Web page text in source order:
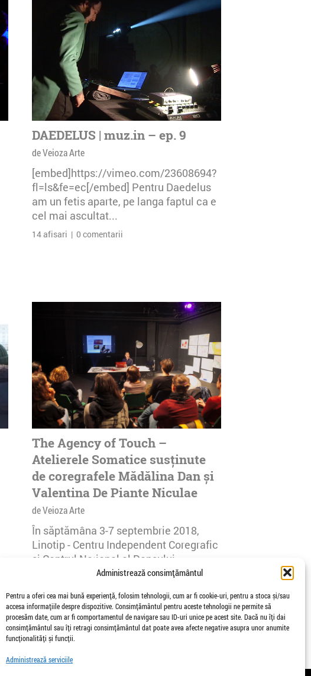
Administrează consimțământul
Pentru a oferi cea mai bună experiență, folosim tehnologii, cum ar fi cookie-uri, pentru a stoca și/sau
accesa informațiile despre dispozitive. Consimțământul pentru aceste tehnologii ne permite să
procesăm date, cum ar fi comportamentul de navigare sau ID-uri unice pe acest site. Dacă nu îți dai
consimțământul sau îți retragi consimțământul dat poate avea afecte negative asupra unor anumite
funcționalități și funcții.
Administrează serviciile
DAEDELUS | muz.in – ep. 9
de Veioza Arte
[embed]https://vimeo.com/23608694?
fl=ls&fe=ec[/embed] Pentru Daedelus
am un fetis aparte, pe langa faptul ca e
cel mai ascultat...
14 afisari | 0 comentarii
The Agency of Touch –
Atelierele Somatice susținute
de coregrafele Mădălina Dan și
Valentina De Piante Niculae
de Veioza Arte
În săptămâna 3-7 septembrie 2018,
Linotip - Centru Independent Coregrafic
și Centrul Național al Dansului
26 afisari | 0 comentarii